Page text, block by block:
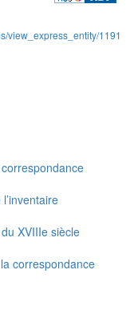
view_express_entity/1191
XVIIIe siècle
correspondance